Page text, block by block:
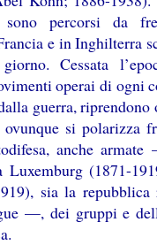
percorsi da
e in Inghilterra
Cessata
operai di ogni
guerra, riprendono
si polarizza
anche
Luxemburg (1871-
sia la repubblica
—, dei gruppi e